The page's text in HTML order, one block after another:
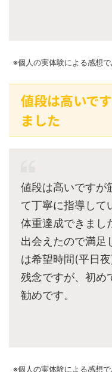
※個人の実体験による感想
値段は高いで
ました
値段は高いですが
て丁寧に指導して
体重達成できまし
出会えたので満足
は希望時間(平日
残念ですが、初め
勧めです。
※個人の実体験による感想